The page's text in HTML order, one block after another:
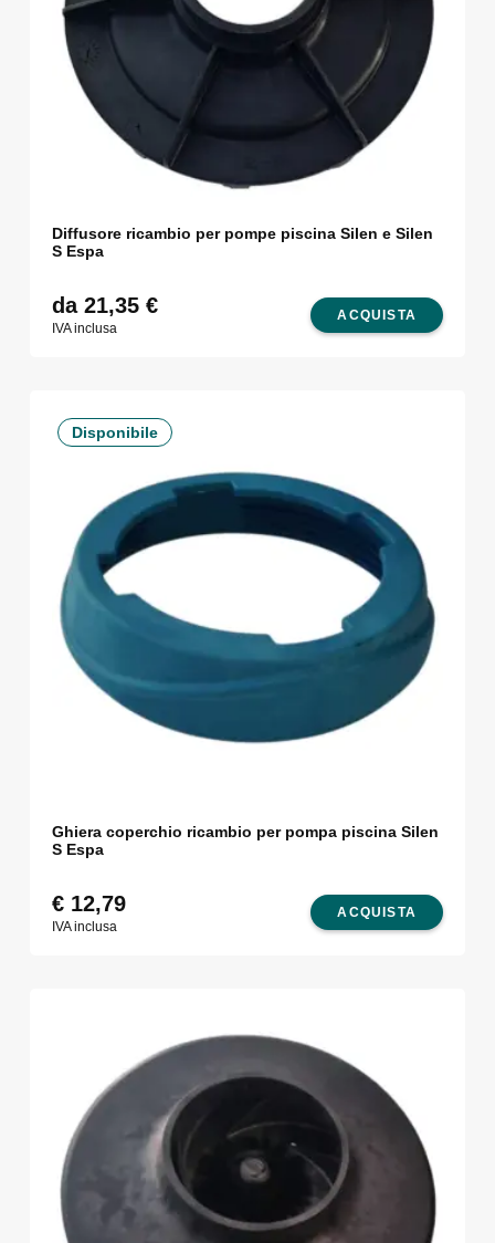
Diffusore ricambio per pompe piscina Silen e Silen
S Espa
ACQUISTA
da 21,35 €
IVA inclusa
Disponibile
Ghiera coperchio ricambio per pompa piscina Silen
S Espa
ACQUISTA
€12,79
IVA inclusa